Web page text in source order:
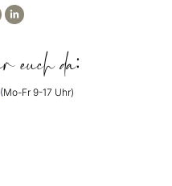
euch da:
(Mo-Fr 9-17 Uhr)